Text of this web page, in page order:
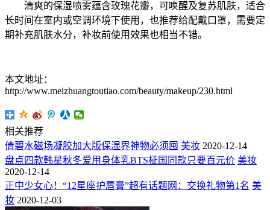
清爽的保湿喷雾蕴含玫瑰花瓣，可唤醒及复苏肌肤，适合
长时间在室内或空调环境下使用，也推荐给配戴口罩，需要定
期补充肌肤水分，补妆前使用效果也相当不错。
本文地址：
http://www.meizhuangtoutiao.com/beauty/makeup/230.html
相关推荐
倩碧水磁场凝胶加大版保湿界神物必须囤 美妆 2020-12-14
盘点四款韩星秋冬爱用身体乳BTS柾国同款只要百元价 美妆
2020-12-14
正中少女心！“12星座护唇膏”超有话题网：交换礼物第1名 美
妆 2020-12-03